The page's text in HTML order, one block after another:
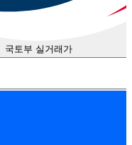
국토부 실거래가